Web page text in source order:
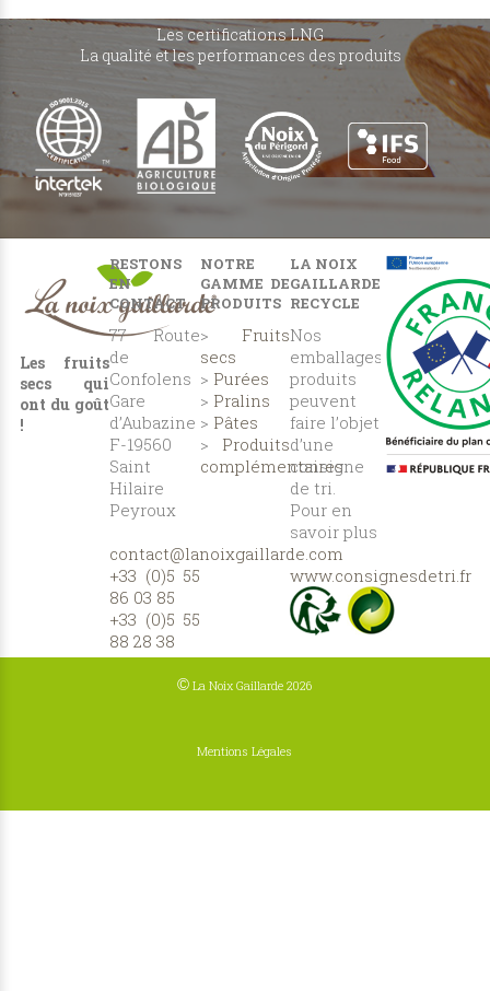
Les certifications LNG
La qualité et les performances des produits
Les fruits
secs qui
ont du goût
!
RESTONS
EN
CONTACT
77 Route
de
Confolens
Gare
d’Aubazine
F-19560
Saint
Hilaire
Peyroux
contact@lanoixgaillarde.com
+33 (0)5 55
86 03 85
+33 (0)5 55
88 28 38
NOTRE
GAMME DE
PRODUITS
> Fruits
secs
> Purées
> Pralins
> Pâtes
> Produits
complémentaires
LA NOIX
GAILLARDE
RECYCLE
Nos
emballages
produits
peuvent
faire l’objet
d’une
consigne
de tri.
Pour en
savoir plus
:
www.consignesdetri.fr
© La Noix Gaillarde 2026
Mentions Légales